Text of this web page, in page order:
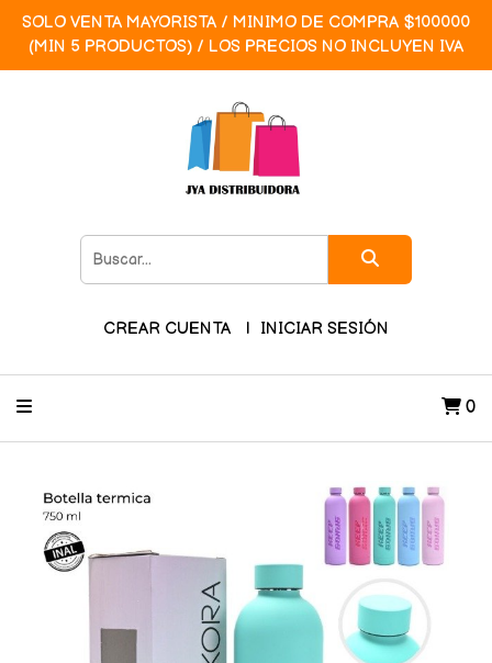
SOLO VENTA MAYORISTA / MINIMO DE COMPRA $100000
(MIN 5 PRODUCTOS) / LOS PRECIOS NO INCLUYEN IVA
CREAR CUENTA INICIAR SESIÓN
0